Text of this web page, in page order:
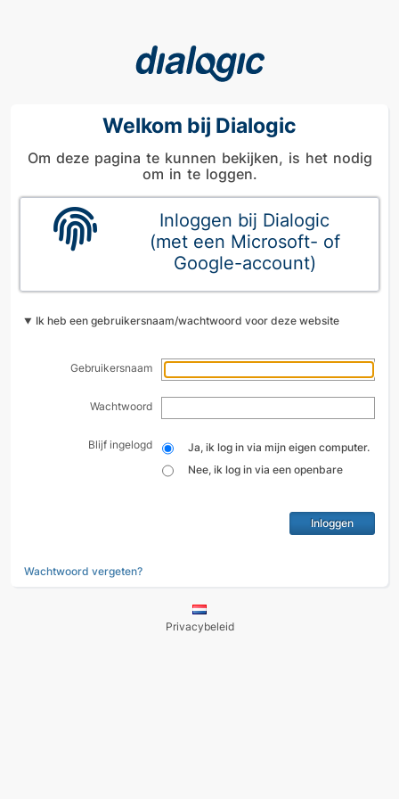
Welkom bij Dialogic
Om deze pagina te kunnen bekijken, is het nodig
om in te loggen.
Inloggen bij Dialogic
(met een Microsoft- of
Google-account)
Ik heb een gebruikersnaam/wachtwoord voor deze website
Gebruikersnaam
Wachtwoord
Blijf ingelogd
Ja, ik log in via mijn eigen computer.
Nee, ik log in via een openbare
Wachtwoord vergeten?
Privacybeleid